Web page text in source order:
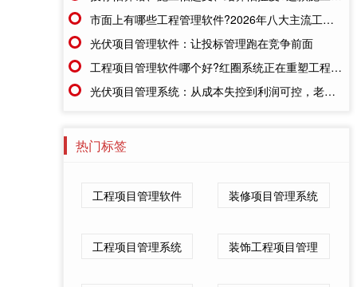
市面上有哪些工程管理软件?2026年八大主流工具深度盘点
光伏项目管理软件：让投标管理跑在竞争前面
工程项目管理软件哪个好?红圈系统正在重塑工程企业的"数字大脑"
光伏项目管理系统：从成本失控到利润可控，老板只需做对一步
热门标签
工程项目管理软件 装修项目管理系统
工程项目管理系统 装饰工程项目管理